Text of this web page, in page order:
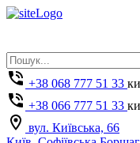
+38 068 777 51 33
+38 066 777 51 33
вул. Київська, 66